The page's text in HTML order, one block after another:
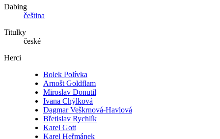
Dabing
čeština
Titulky
české
Herci
Bolek Polívka
Arnošt Goldflam
Miroslav Donutil
Ivana Chýlková
Dagmar Veškrnová-Havlová
Břetislav Rychlík
Karel Gott
Karel Heřmánek